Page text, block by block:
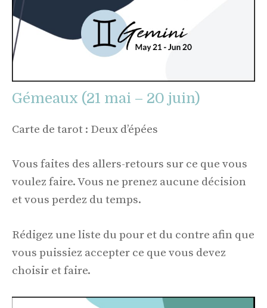
Gémeaux (21 mai – 20 juin)
Carte de tarot : Deux d’épées
Vous faites des allers-retours sur ce que vous
voulez faire. Vous ne prenez aucune décision
et vous perdez du temps.
Rédigez une liste du pour et du contre afin que
vous puissiez accepter ce que vous devez
choisir et faire.